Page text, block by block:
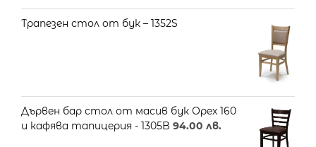
Трапезен стол от бук – 1352S
Дървен бар стол от масив бук Орех 160
и кафява тапицерия - 1305B 94.00 лв.